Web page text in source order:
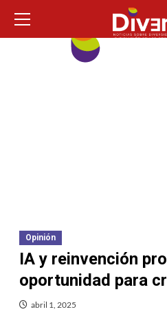
contenido
principal
Opinión
IA y reinvención
oportunidad para
abril 1, 2025